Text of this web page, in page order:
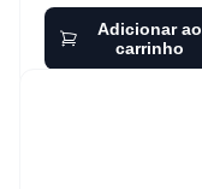
Adicionar ao
carrinho